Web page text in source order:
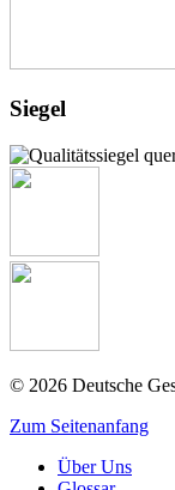
Siegel
© 2026 Deutsche
Zum Seitenanfang
Über Uns